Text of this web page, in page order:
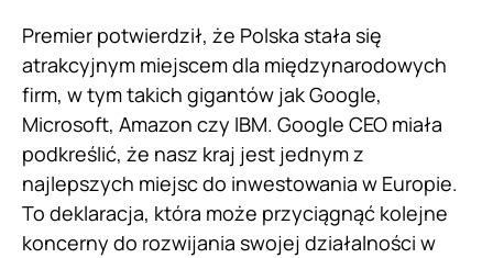
Premier potwierdził, że Polska stała się
atrakcyjnym miejscem dla międzynarodowych
firm, w tym takich gigantów jak Google,
Microsoft, Amazon czy IBM. Google CEO miała
podkreślić, że nasz kraj jest jednym z
najlepszych miejsc do inwestowania w Europie.
To deklaracja, która może przyciągnąć kolejne
koncerny do rozwijania swojej działalności w